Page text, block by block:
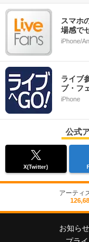
スマホ
場感で
iPhone/
ライブ
ブ・フ
iPhone
公式
X(Twitter)
アーティ
お知らせ